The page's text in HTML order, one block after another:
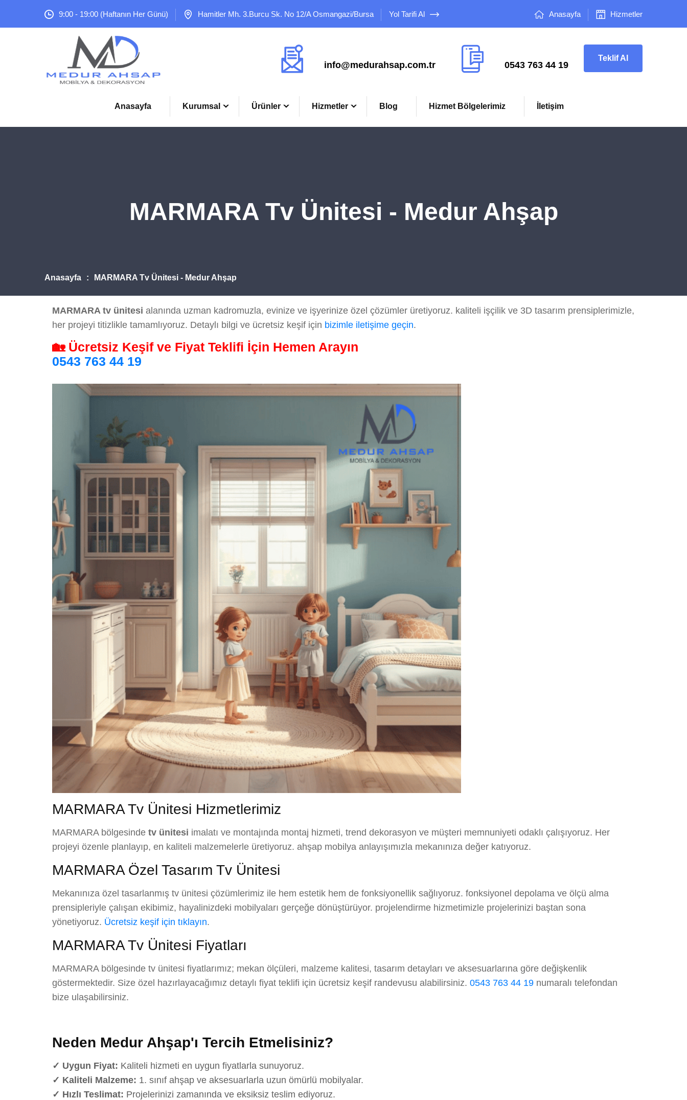
9:00 - 19:00 (Haftanın Her Günü) Hamitler Mh. 3.Burcu Sk. No 12/A Osmangazi/Bursa Yol Tarifi Al Anasayfa Hizmetler
info@medurahsap.com.tr 0543 763 44 19
Teklif Al
Anasayfa Kurumsal Ürünler Hizmetler Blog Hizmet Bölgelerimiz İletişim
MARMARA Tv Ünitesi - Medur Ahşap
Anasayfa MARMARA Tv Ünitesi - Medur Ahşap
MARMARA tv ünitesi alanında uzman kadromuzla, evinize ve işyerinize özel çözümler üretiyoruz. kaliteli işçilik ve 3D tasarım prensiplerimizle,
her projeyi titizlikle tamamlıyoruz. Detaylı bilgi ve ücretsiz keşif için bizimle iletişime geçin.
🏡 Ücretsiz Keşif ve Fiyat Teklifi İçin Hemen Arayın
0543 763 44 19
MARMARA Tv Ünitesi Hizmetlerimiz
MARMARA bölgesinde tv ünitesi imalatı ve montajında montaj hizmeti, trend dekorasyon ve müşteri memnuniyeti odaklı çalışıyoruz. Her
projeyi özenle planlayıp, en kaliteli malzemelerle üretiyoruz. ahşap mobilya anlayışımızla mekanınıza değer katıyoruz.
MARMARA Özel Tasarım Tv Ünitesi
Mekanınıza özel tasarlanmış tv ünitesi çözümlerimiz ile hem estetik hem de fonksiyonellik sağlıyoruz. fonksiyonel depolama ve ölçü alma
prensipleriyle çalışan ekibimiz, hayalinizdeki mobilyaları gerçeğe dönüştürüyor. projelendirme hizmetimizle projelerinizi baştan sona
yönetiyoruz. Ücretsiz keşif için tıklayın.
MARMARA Tv Ünitesi Fiyatları
MARMARA bölgesinde tv ünitesi fiyatlarımız; mekan ölçüleri, malzeme kalitesi, tasarım detayları ve aksesuarlarına göre değişkenlik
göstermektedir. Size özel hazırlayacağımız detaylı fiyat teklifi için ücretsiz keşif randevusu alabilirsiniz. 0543 763 44 19 numaralı telefondan
bize ulaşabilirsiniz.
Neden Medur Ahşap'ı Tercih Etmelisiniz?
✓ Uygun Fiyat: Kaliteli hizmeti en uygun fiyatlarla sunuyoruz.
✓ Kaliteli Malzeme: 1. sınıf ahşap ve aksesuarlarla uzun ömürlü mobilyalar.
✓ Hızlı Teslimat: Projelerinizi zamanında ve eksiksiz teslim ediyoruz.